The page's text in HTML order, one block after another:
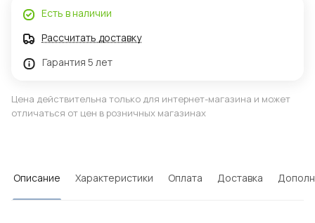
Есть в наличии
Рассчитать доставку
Гарантия 5 лет
Цена действительна только для интернет-магазина и может
отличаться от цен в розничных магазинах
Описание Характеристики Оплата Доставка